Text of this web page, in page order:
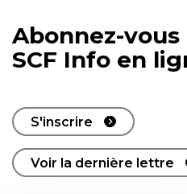
Abonnez-
SCF Info en
S'inscrire
Voir la dernière lettre